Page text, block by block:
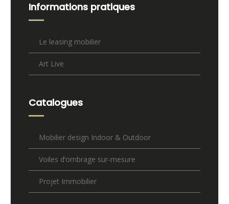
Informations pratiques
Le leasing mobilier
Art Live
Catalogues
Mobilier design Indoor & Outdoor
Voiles d’ombrage sur-mesure
Projet Immobilier